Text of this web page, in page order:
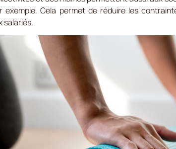
exemple. Cela permet de réduire les
salariés.